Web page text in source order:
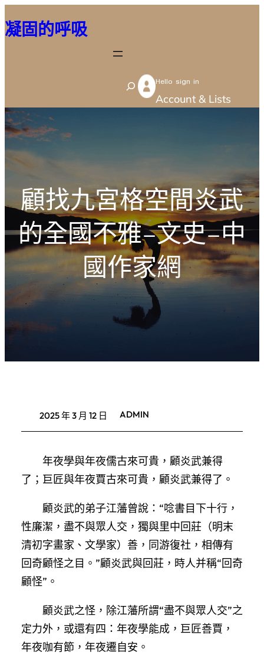
至
容
凝固的呼吸
S
e
Hello sign in
Account & Lists
顧找九宮格空間炎武
的全國不雅–文史–中
國作家網
2025 年 3 月 12 日 ADMIN
年夜學與年夜儒古來可貴，顧炎武兼得
了；巨匠與年夜賈古來可貴，顧炎武兼得了。
顧炎武的弟子江藩曾說：“唸書目下十行，
性廉潔，盡不與眾人交，獨與里中回莊（明末
清初字畫家、文學家）善，同游復社，相傳有
回奇顧怪之目。”顧炎武與回莊，時人并稱“回奇
顧怪”。
顧炎武之怪，除江藩所謂“盡不與眾人交”之
定力外，或還有四：年夜學能成，巨匠善賈，
年夜咖有節，年夜遷自安。